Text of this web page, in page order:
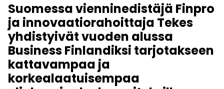
Suomessa vienninedistäjä Finpro
ja ­innovaatiorahoittaja Tekes
yhdistyivät vuoden alussa
Business Finlandiksi tarjotakseen
kattavampaa ja
korkealaatuisempaa